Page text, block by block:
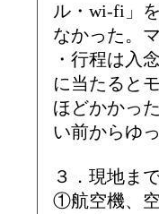
ル・wi-fi」
なかった。
・行程は入
に当たると
ほどかかっ
い前からゆ
３．現地ま
①航空機、